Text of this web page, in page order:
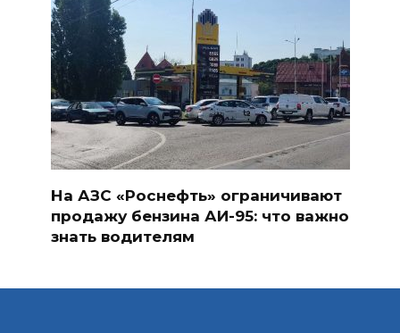
На АЗС «Роснефть» ограничивают
продажу бензина АИ-95: что важно
знать водителям